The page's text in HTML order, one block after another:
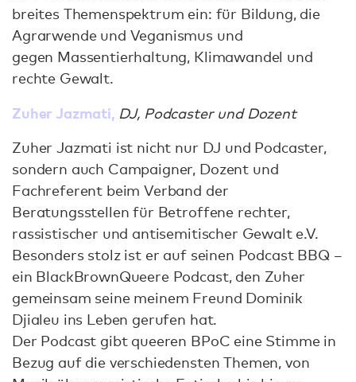
breites Themenspektrum ein: für Bildung, die
Agrarwende und Veganismus und
gegen Massentierhaltung, Klimawandel und
rechte Gewalt.
Zuher Jazmati, DJ, Podcaster und Dozent
Zuher Jazmati ist nicht nur DJ und Podcaster,
sondern auch Campaigner, Dozent und
Fachreferent beim Verband der
Beratungsstellen für Betroffene rechter,
rassistischer und antisemitischer Gewalt e.V.
Besonders stolz ist er auf seinen Podcast BBQ –
ein BlackBrownQueere Podcast, den Zuher
gemeinsam seine meinem Freund Dominik
Djialeu ins Leben gerufen hat.
Der Podcast gibt queeren BPoC eine Stimme in
Bezug auf die verschiedensten Themen, von